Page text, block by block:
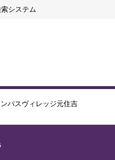
システム
パスヴィレッジ元住吉